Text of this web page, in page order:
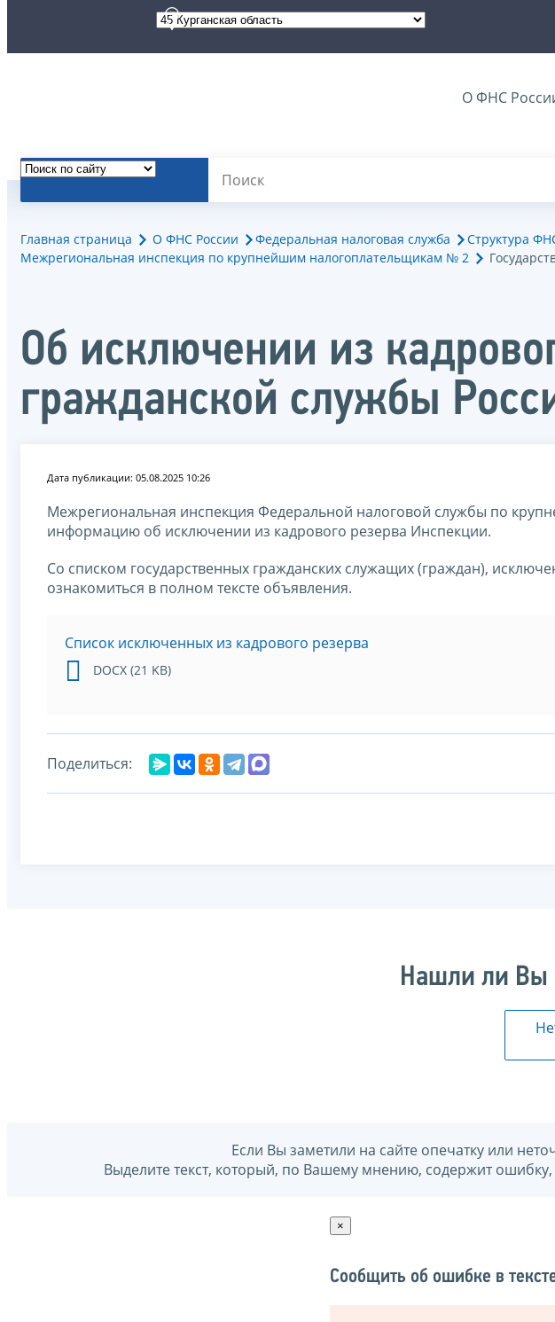
О ФНС
Главная страница О ФНС России Федеральная налоговая служба Структура
Межрегиональная инспекция по крупнейшим налогоплательщикам № 2
Об исключении из
гражданской службы
Дата публикации: 05.08.2025 10:26
Межрегиональная инспекция Федеральной налоговой службы по
информацию об исключении из кадрового резерва Инспекции.
Со списком государственных гражданских служащих (граждан),
ознакомиться в полном тексте объявления.
Список исключенных из кадрового резерва
DOCX (21 KB)
Поделиться:
Нашли ли Вы
Если Вы заметили на сайте опечатку или
Выделите текст, который, по Вашему мнению, содержит
×
Сообщить об ошибке в